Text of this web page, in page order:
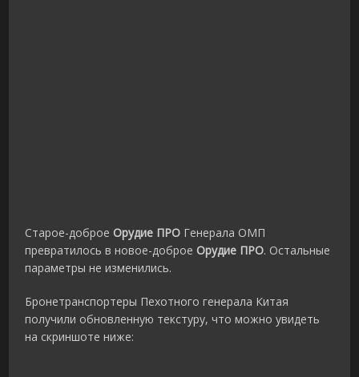
Старое-доброе Орудие ПРО Генерала ОМП
превратилось в новое-доброе Орудие ПРО. Остальные
параметры не изменились.
Бронетранспортеры Пехотного генерала Китая
получили обновленную текстуру, что можно увидеть
на скриншоте ниже: